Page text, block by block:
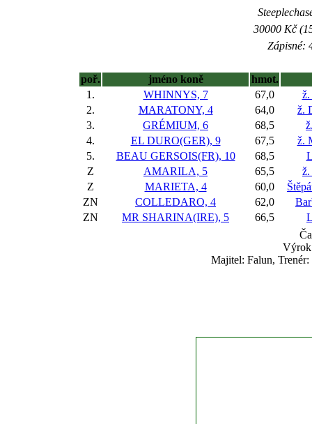
30000 Kč
Zápisné:
poř. jméno koně
hmot.
1.
WHINNYS, 7 67,0
ž.
2.
MARATONY, 4 64,0
ž.
3.
GRÉMIUM, 6 68,5
4.
EL DURO(GER), 9 67,5
ž.
5.
BEAU GERSOIS(FR), 10 68,5
Z
AMARILA, 5 65,5
ž.
Z
MARIETA, 4 60,0
ZN
COLLEDARO, 4 62,0
ZN
MR SHARINA(IRE), 5 66,5
Majitel: Falun,